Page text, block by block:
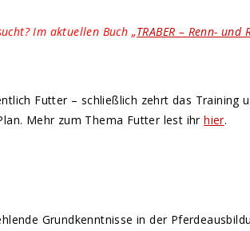
Im aktuellen Buch „TRABER – Renn- und
Futter – schließlich zehrt das
Mehr zum Thema Futter lest ihrhier.
Grundkenntnisse in der